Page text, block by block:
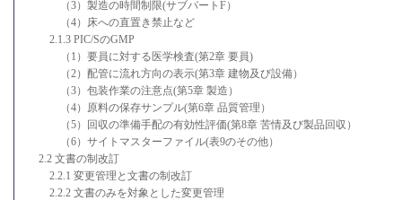
（3）製造の時間制限(サブパートF）
（4）床への直置き禁止など
2.1.3 PIC/SのGMP
（1）要員に対する医学検査(第2章 要員)
（2）配管に流れ方向の表示(第3章 建物及び設備）
（3）包装作業の注意点(第5章 製造）
（4）原料の保存サンプル(第6章 品質管理）
（5）回収の準備手配の有効性評価(第8章 苦情及び製品回収）
（6）サイトマスターファイル(表9のその他）
2.2 文書の制改訂
2.2.1 変更管理と文書の制改訂
2.2.2 文書のみを対象とした変更管理